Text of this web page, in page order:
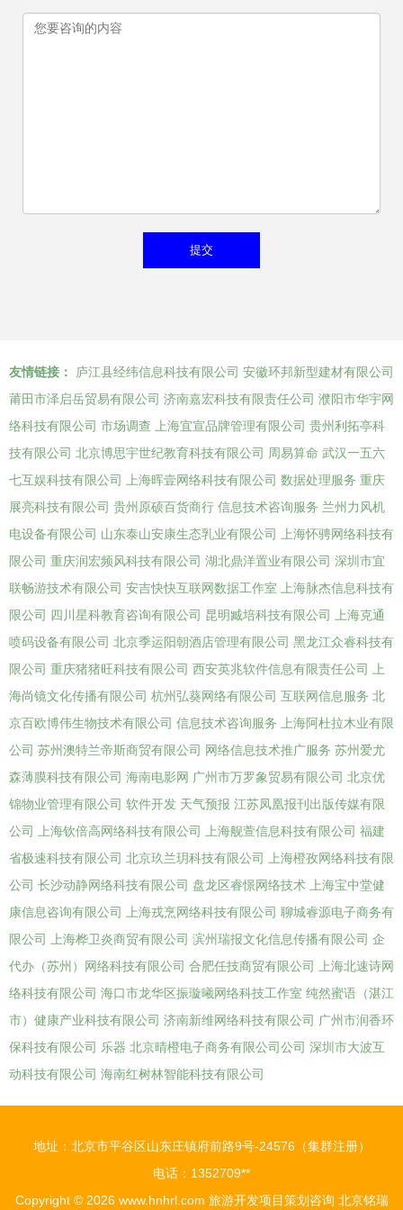
友情链接： 庐江县经纬信息科技有限公司 安徽环邦新型建材有限公司
莆田市泽启岳贸易有限公司 济南嘉宏科技有限责任公司 濮阳市华宇网
络科技有限公司 市场调查 上海宜宣品牌管理有限公司 贵州利拓亭科
技有限公司 北京博思宇世纪教育科技有限公司 周易算命 武汉一五六
七互娱科技有限公司
上海晖壹网络科技有限公司 数据处理服务 重庆
展亮科技有限公司 贵州原硕百货商行 信息技术咨询服务 兰州力风机
电设备有限公司 山东泰山安康生态乳业有限公司
上海怀骋网络科技有
限公司 重庆润宏频风科技有限公司 湖北鼎洋置业有限公司 深圳市宜
联畅游技术有限公司 安吉快快互联网数据工作室
上海脉杰信息科技有
限公司 四川星科教育咨询有限公司 昆明臧培科技有限公司
上海克通
喷码设备有限公司 北京季运阳朝酒店管理有限公司 黑龙江众睿科技有
限公司 重庆猪猪旺科技有限公司 西安英兆软件信息有限责任公司
上
海尚镜文化传播有限公司 杭州弘葵网络有限公司 互联网信息服务 北
京百欧博伟生物技术有限公司 信息技术咨询服务
上海阿杜拉木业有限
公司 苏州澳特兰帝斯商贸有限公司 网络信息技术推广服务 苏州爱尤
森薄膜科技有限公司 海南电影网 广州市万罗象贸易有限公司 北京优
锦物业管理有限公司 软件开发 天气预报 江苏凤凰报刊出版传媒有限
公司
上海钦倍高网络科技有限公司 上海舰萱信息科技有限公司 福建
省极速科技有限公司 北京玖兰玥科技有限公司
上海橙孜网络科技有限
公司 长沙动静网络科技有限公司 盘龙区睿憬网络技术
上海宝中堂健
康信息咨询有限公司
上海戎烹网络科技有限公司 聊城睿源电子商务有
限公司
上海桦卫炎商贸有限公司 滨州瑞报文化信息传播有限公司 企
代办（苏州）网络科技有限公司 合肥任技商贸有限公司
上海北速诗网
络科技有限公司 海口市龙华区振璇曦网络科技工作室 纯然蜜语（湛江
市）健康产业科技有限公司 济南新维网络科技有限公司 广州市润香环
保科技有限公司 乐器 北京晴橙电子商务有限公司公司 深圳市大波互
动科技有限公司 海南红树林智能科技有限公司
地址：北京市平谷区山东庄镇府前路9号-24576（集群注册）
电话：1352709**
Copyright © 2026 www.hnhrl.com 旅游开发项目策划咨询 北京铭瑞